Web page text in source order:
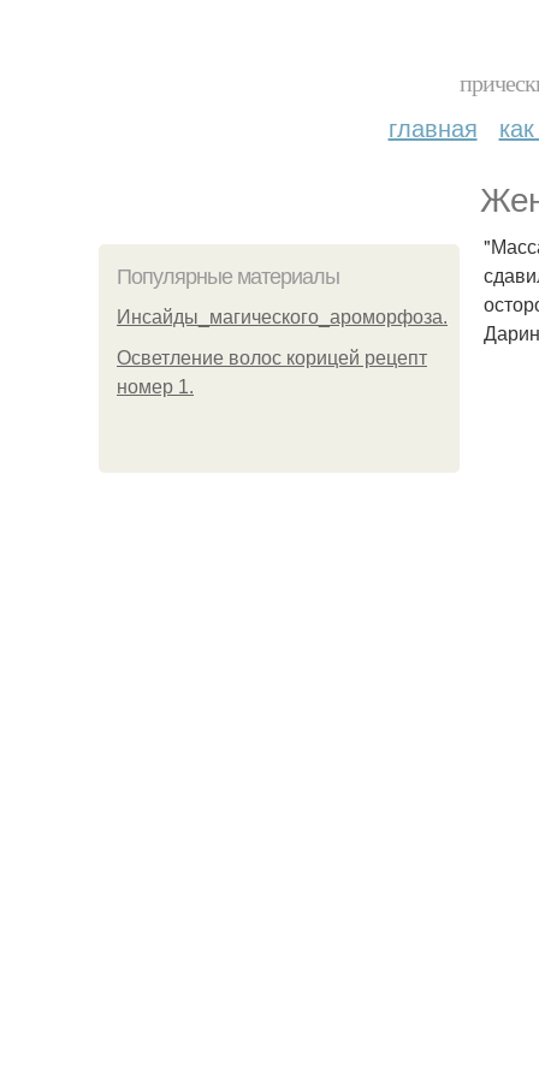
главная
Популярные материалы
Инсайды_магического_ароморфоза.
Осветление волос корицей рецепт
номер 1.